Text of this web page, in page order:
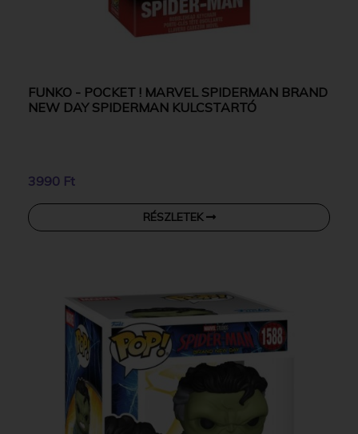
FUNKO - POCKET ! MARVEL SPIDERMAN BRAND
NEW DAY SPIDERMAN KULCSTARTÓ
3990 Ft
RÉSZLETEK